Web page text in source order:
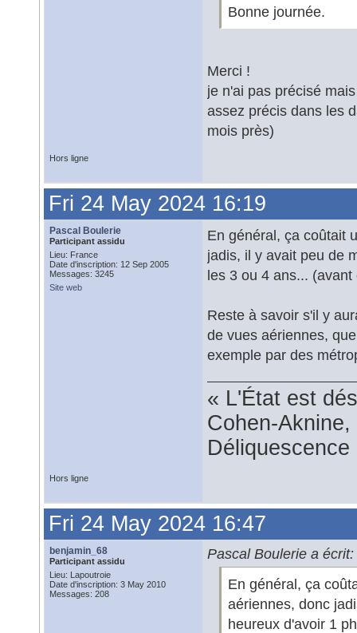
Bonne journée.
Merci !
je n'ai pas précisé
assez précis dans les
mois près)
Hors ligne
Fri 24 May 2024 16:19
Pascal Boulerie
Participant assidu
Lieu: France
Date d'inscription: 12 Sep 2005
Messages: 3245
Site web
En général, ça coûtait
jadis, il y avait peu de
les 3 ou 4 ans...
Reste à savoir s'il y
de vues aériennes,
exemple par des
« L'État est
Cohen-
Hors ligne
Fri 24 May 2024 16:47
benjamin_68
Participant assidu
Lieu: Lapoutroie
Date d'inscription: 3 May 2010
Messages: 208
Pascal Boulerie a écrit:
En général, ça
aériennes, donc
heureux d'avoir 1